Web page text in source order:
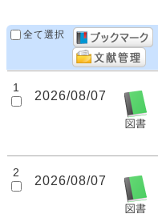
全て選択
1
2026/08/07
2
2026/08/07